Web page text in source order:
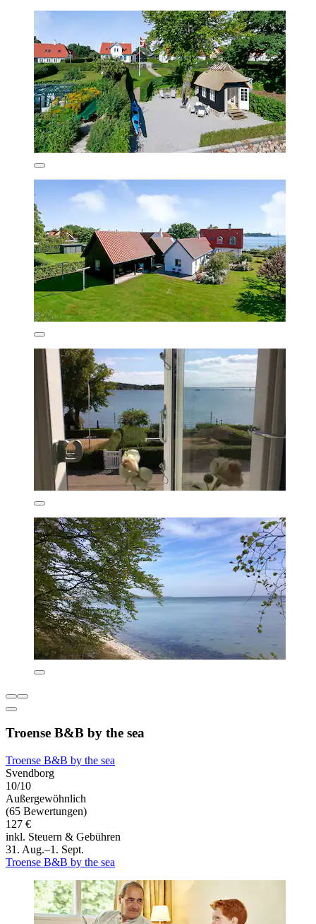
Troense B&B by the sea
Troense B&B by the sea
Svendborg
10/10
Außergewöhnlich
(65 Bewertungen)
127 €
inkl. Steuern & Gebühren
31. Aug.–1. Sept.
Troense B&B by the sea